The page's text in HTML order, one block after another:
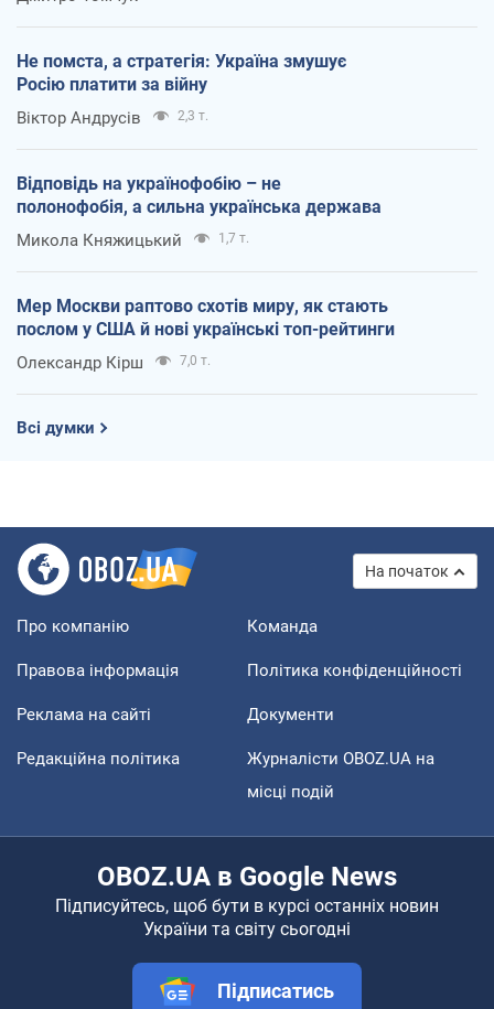
Не помста, а стратегія: Україна змушує
Росію платити за війну
Віктор Андрусів 2,3 т.
Відповідь на українофобію – не
полонофобія, а сильна українська держава
Микола Княжицький 1,7 т.
Мер Москви раптово схотів миру, як стають
послом у США й нові українські топ-рейтинги
Олександр Кірш 7,0 т.
Всі думки
На початок
Про компанію Команда
Правова інформація Політика конфіденційності
Реклама на сайті Документи
Редакційна політика
Журналісти OBOZ.UA на
місці подій
OBOZ.UA в Google News
Підписуйтесь, щоб бути в курсі останніх новин
України та світу сьогодні
Підписатись